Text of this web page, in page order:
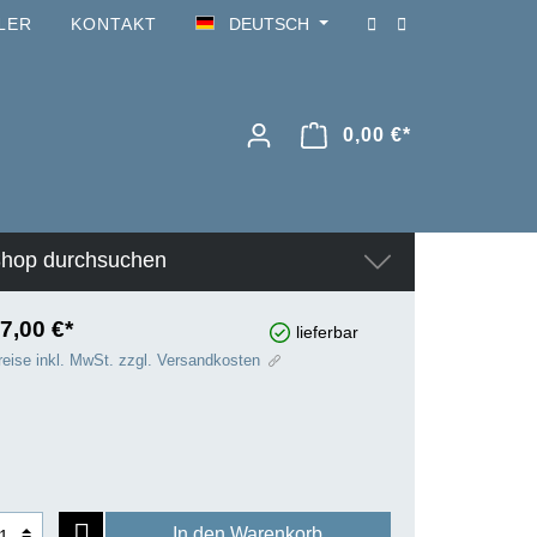
KONTAKT DEUTSCH
0,00 €*
durchsuchen
€* lieferbar
inkl. MwSt. zzgl. Versandkosten